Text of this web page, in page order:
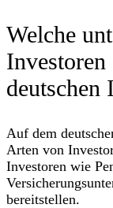
Welche
Investoren
deutschen
Auf dem
Arten von
Investoren wie
bereitstellen.